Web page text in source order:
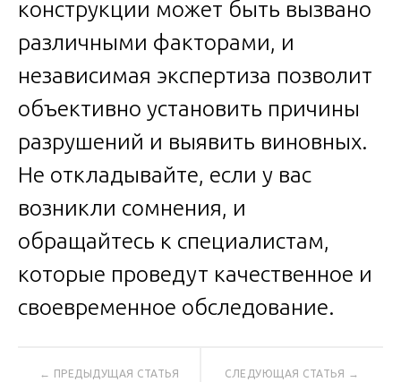
конструкции может быть вызвано
различными факторами, и
независимая экспертиза позволит
объективно установить причины
разрушений и выявить виновных.
Не откладывайте, если у вас
возникли сомнения, и
обращайтесь к специалистам,
которые проведут качественное и
своевременное обследование.
Навигация